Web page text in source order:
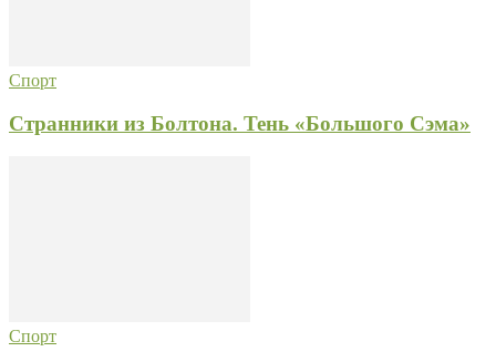
Спорт
Странники из Болтона. Тень «Большого Сэма»
Спорт